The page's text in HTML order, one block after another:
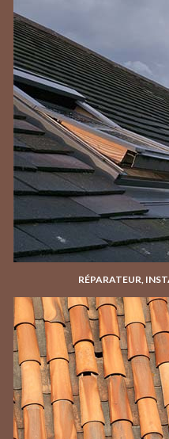
RÉPARATEUR,